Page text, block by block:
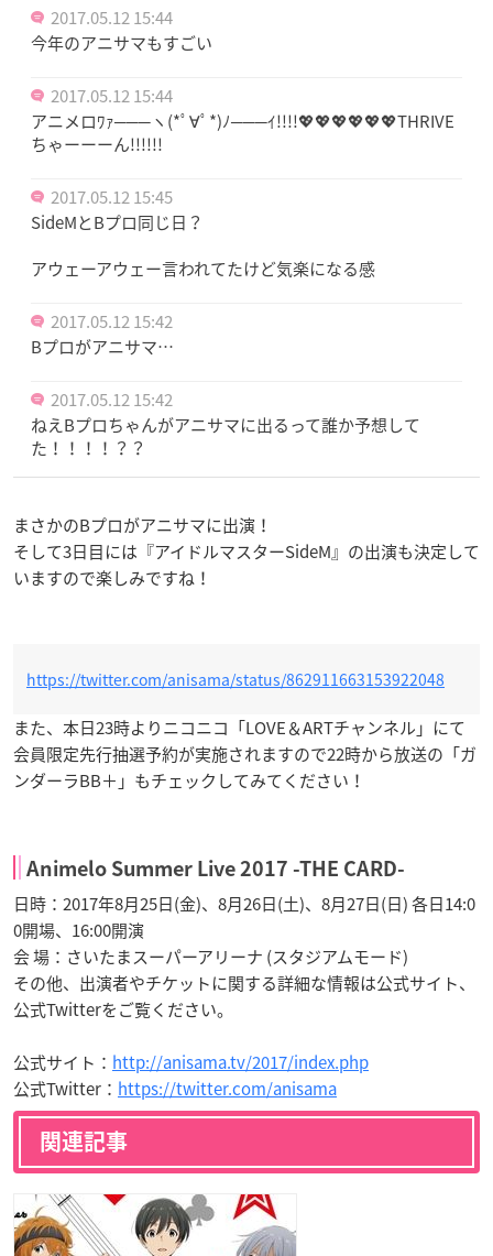
2017.05.12 15:44
今年のアニサマもすごい
2017.05.12 15:44
アニメロﾜｧ───ヽ(*ﾟ∀ﾟ*)ﾉ───ｲ!!!!💖💖💖💖💖💖THRIVE
ちゃーーーん!!!!!!
2017.05.12 15:45
SideMとBプロ同じ日？
アウェーアウェー言われてたけど気楽になる感
2017.05.12 15:42
Bプロがアニサマ…
2017.05.12 15:42
ねえBプロちゃんがアニサマに出るって誰か予想して
た！！！！？？
まさかのBプロがアニサマに出演！
そして3日目には『アイドルマスターSideM』の出演も決定して
いますので楽しみですね！
https://twitter.com/anisama/status/862911663153922048
また、本日23時よりニコニコ「LOVE＆ARTチャンネル」にて
会員限定先行抽選予約が実施されますので22時から放送の「ガ
ンダーラBB＋」もチェックしてみてください！
Animelo Summer Live 2017 -THE CARD-
日時：2017年8月25日(金)、8月26日(土)、8月27日(日) 各日14:0
0開場、16:00開演
会 場：さいたまスーパーアリーナ (スタジアムモード)
その他、出演者やチケットに関する詳細な情報は公式サイト、
公式Twitterをご覧ください。
公式サイト： http://anisama.tv/2017/index.php
公式Twitter： https://twitter.com/anisama
関連記事